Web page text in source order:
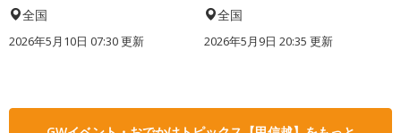
全国
2026年5月10日 07:30 更新
全国
2026年5月9日 20:35 更新